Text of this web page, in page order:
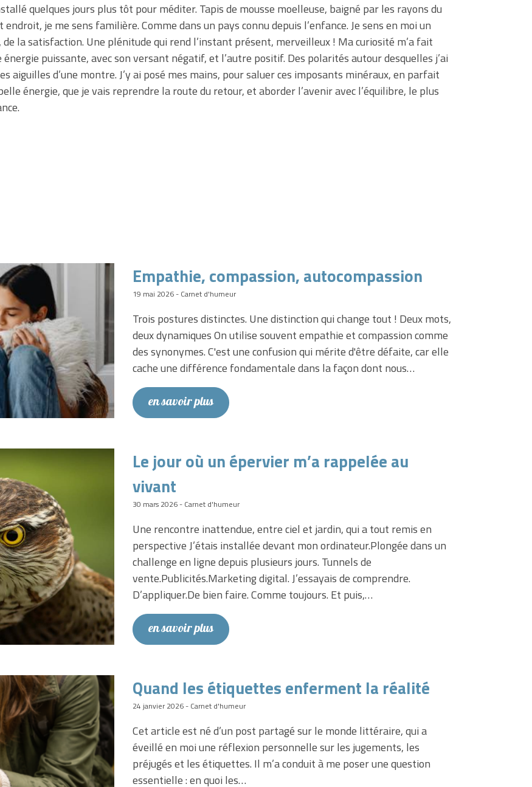
quelques jours plus tôt pour méditer. Tapis de mousse moelleuse, baigné par les rayons du
je me sens familière. Comme dans un pays connu depuis l’enfance. Je sens en moi un
la satisfaction. Une plénitude qui rend l’instant présent, merveilleux ! Ma curiosité m’a fait
puissante, avec son versant négatif, et l’autre positif. Des polarités autour desquelles j’ai
aiguilles d’une montre. J’y ai posé mes mains, pour saluer ces imposants minéraux, en parfait
énergie, que je vais reprendre la route du retour, et aborder l’avenir avec l’équilibre, le plus
Empathie, compassion, autocompassion
19 mai 2026 - Carnet d'humeur
Trois postures distinctes. Une distinction qui change tout ! Deux mots,
deux dynamiques On utilise souvent empathie et compassion comme
des synonymes. C'est une confusion qui mérite d'être défaite, car elle
cache une différence fondamentale dans la façon dont nous…
en savoir plus
Le jour où un épervier m’a rappelée au
vivant
30 mars 2026 - Carnet d'humeur
Une rencontre inattendue, entre ciel et jardin, qui a tout remis en
perspective J’étais installée devant mon ordinateur.Plongée dans un
challenge en ligne depuis plusieurs jours. Tunnels de
vente.Publicités.Marketing digital. J’essayais de comprendre.
D’appliquer.De bien faire. Comme toujours. Et puis,…
en savoir plus
Quand les étiquettes enferment la réalité
24 janvier 2026 - Carnet d'humeur
Cet article est né d’un post partagé sur le monde littéraire, qui a
éveillé en moi une réflexion personnelle sur les jugements, les
préjugés et les étiquettes. Il m’a conduit à me poser une question
essentielle : en quoi les…